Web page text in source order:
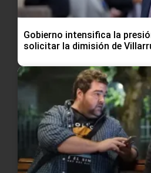
Gobierno intensifica la
solicitar la dimisión de